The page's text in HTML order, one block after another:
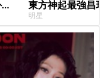
東方神起最強昌
的」
明星